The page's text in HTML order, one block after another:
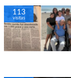
113
visitas